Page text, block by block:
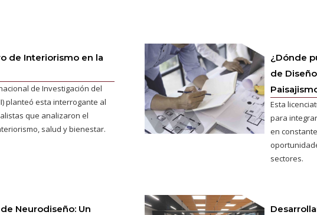
de Interiorismo en la
de Investigación del
planteó esta interrogante al
que analizaron el
salud y bienestar.
¿Dónde
de
Esta
para
en
sectores.
Neurodiseño: Un